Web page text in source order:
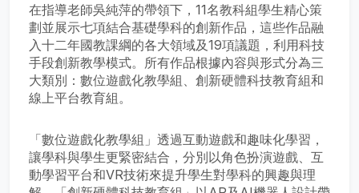
在指導老師吳純萍的帶領下，11名教科組學生精心策
劃並展示七項結合基礎學科的創新作品，這些作品融
入十二年國教課綱的各大領域及19項議題，利用科技
手段創新教學模式。所有作品根據內容與形式分為三
大類別：數位遊戲化教學組、創新硬體科技教育組和
線上平台教育組。
「數位遊戲化教學組」透過互動遊戲和趣味化學習，
讓學科與學生更緊密結合，分別以角色扮演遊戲、互
動學習平台和VR技術來提升學生對學科的興趣與理